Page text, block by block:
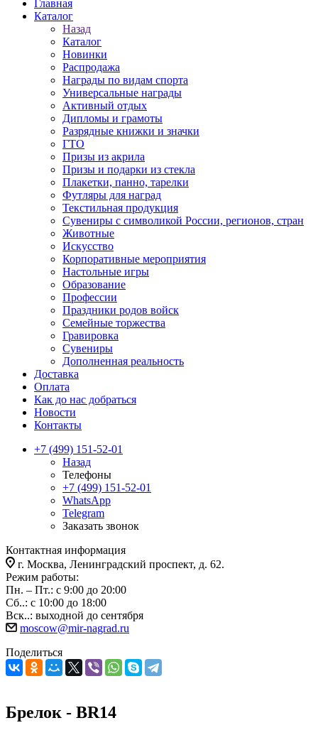
Главная
Каталог
Назад
Каталог
Новинки
Распродажа
Награды по видам спорта
Универсальные награды
Активный отдых
Дипломы и грамоты
Разрядные книжки и значки
ГТО
Призы из акрила
Призы и подарки из стекла
Плакетки, панно, тарелки
Футляры для наград
Текстильная продукция
Сувениры с символикой России, регионов, стран
Животные
Искусство
Корпоративные мероприятия
Настольные игры
Образование
Профессии
Праздники родов войск
Семейные торжества
Гравировка
Сувениры
Дополненная реальность
Доставка
Оплата
Как до нас добраться
Новости
Контакты
+7 (499) 151-52-01
Назад
Телефоны
+7 (499) 151-52-01
WhatsApp
Telegram
Заказать звонок
Контактная информация
г. Москва, Ленинградский проспект, д. 62.
Режим работы:
Пн. – Пт.: с 9:00 до 20:00
Сб..: с 10:00 до 18:00
Вск..: выходной до сентября
moscow@mir-nagrad.ru
Поделиться
Брелок - BR14